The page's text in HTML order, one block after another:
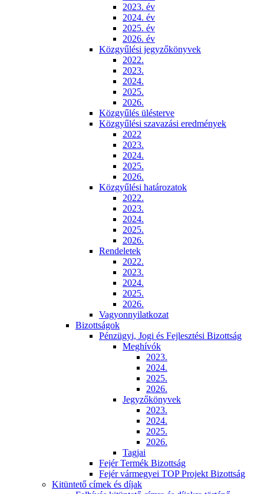
2023. év
2024. év
2025. év
2026. év
Közgyűlési jegyzőkönyvek
2022.
2023.
2024.
2025.
2026.
Közgyűlés ülésterve
Közgyűlési szavazási eredmények
2022
2023.
2024.
2025.
2026.
Közgyűlési határozatok
2022.
2023.
2024.
2025.
2026.
Rendeletek
2022.
2023.
2024.
2025.
2026.
Vagyonnyilatkozat
Bizottságok
Pénzügyi, Jogi és Fejlesztési Bizottság
Meghívók
2023.
2024.
2025.
2026.
Jegyzőkönyvek
2023.
2024.
2025.
2026.
Tagjai
Fejér Termék Bizottság
Fejér vármegyei TOP Projekt Bizottság
Kitüntető címek és díjak